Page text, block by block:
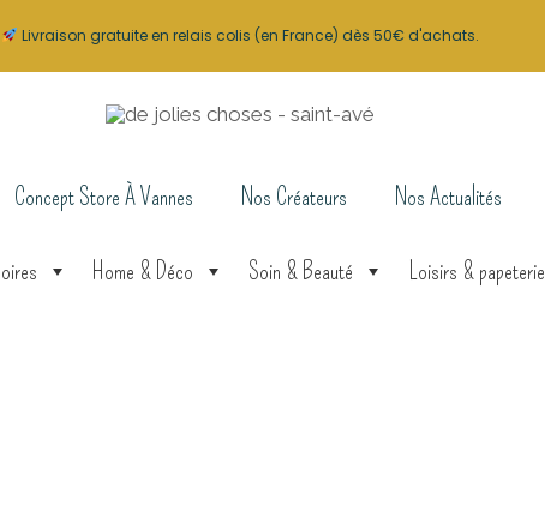
Concept Store À Vannes Nos Créateurs Nos Actualités
Home & Déco Soin & Beauté Loisirs & papeterie
Livraison gratuite en relais colis (en France) dès 50€ d'achats.